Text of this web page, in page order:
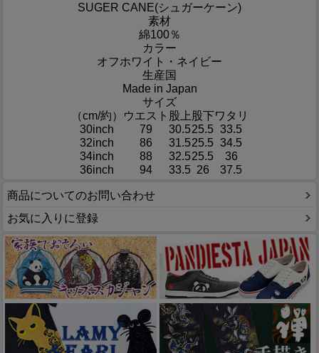
SUGER CANE(シュガーケーン)
素材
綿100％
カラー
オフホワイト・ネイビー
生産国
Made in Japan
サイズ
（cm/約）
ウエスト 股上股下 ワタリ
30inch
79 30.525.5 33.5
32inch
86 31.525.5 34.5
34inch
88 32.525.5
36
36inch
94 33.5 26 37.5
商品についてのお問い合わせ
お気に入りに登録